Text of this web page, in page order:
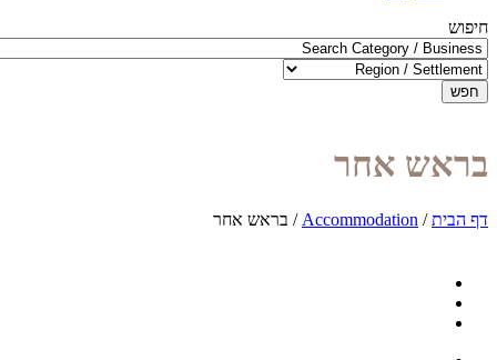
חיפוש
חפש
בראש אחר
דף הבית/
Accommodation
/ בראש אחר